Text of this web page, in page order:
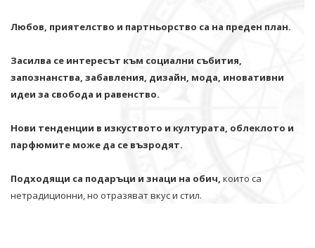
Любов, приятелство и партньорство са на преден план.
Засилва се интересът към социални събития,
запознанства, забавления, дизайн, мода, иновативни
идеи за свобода и равенство.
Нови тенденции в изкуството и културата, облеклото и
парфюмите може да се възродят.
Подходящи са подаръци и знаци на обич, които са
нетрадиционни, но отразяват вкус и стил.